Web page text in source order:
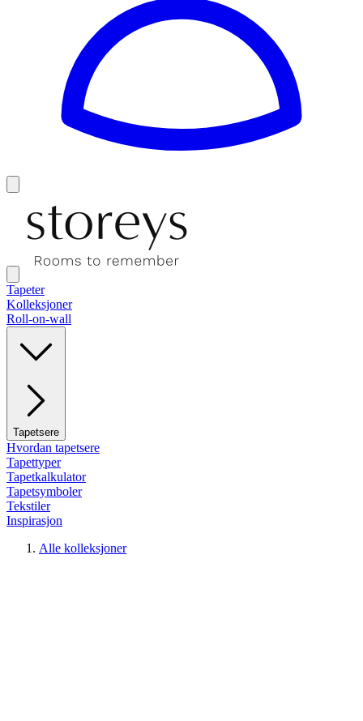
Tapeter
Kolleksjoner
Roll-on-wall
Tapetsere
Hvordan tapetsere
Tapettyper
Tapetkalkulator
Tapetsymboler
Tekstiler
Inspirasjon
Alle kolleksjoner